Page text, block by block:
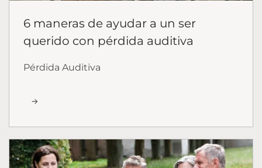
6 maneras de ayudar a un ser
querido con pérdida auditiva
Pérdida Auditiva